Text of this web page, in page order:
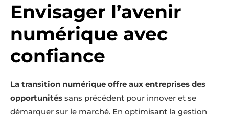
Envisager l’avenir
numérique avec
confiance
La transition numérique offre aux entreprises des
opportunités sans précédent pour innover et se
démarquer sur le marché. En optimisant la gestion